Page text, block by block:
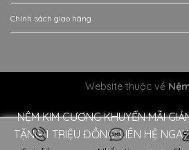
Chính sách giao hàng
Website thuộc về
NỆM KIM CƯƠNG KHUYẾN MÃI
TẶNG 1 TRIỆU ĐỒNG! LIÊN HỆ